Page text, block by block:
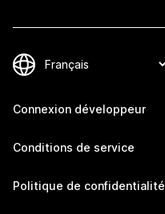
Connexion développeur
Conditions de service
Politique de confidentialité